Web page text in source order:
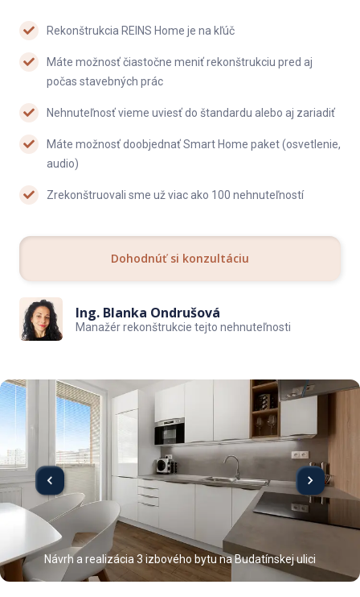
Rekonštrukcia REINS Home je na kľúč
Máte možnosť čiastočne meniť rekonštrukciu pred aj
počas stavebných prác
Nehnuteľnosť vieme uviesť do štandardu alebo aj zariadiť
Máte možnosť doobjednať Smart Home paket (osvetlenie,
audio)
Zrekonštruovali sme už viac ako 100 nehnuteľností
Dohodnúť si konzultáciu
Ing. Blanka Ondrušová
Manažér rekonštrukcie tejto nehnuteľnosti
Návrh a realizácia 3 izbového bytu na Budatínskej ulici